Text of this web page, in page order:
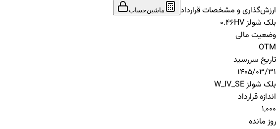
ارزش‌گذاری و مشخصات قرارداد
ماشین‌حساب
بلک شولز HV
0.46
وضعیت مالی
OTM
تاریخ سررسید
1405/03/31
بلک شولز W_IV_SE
اندازه قرارداد
1,000
روز مانده